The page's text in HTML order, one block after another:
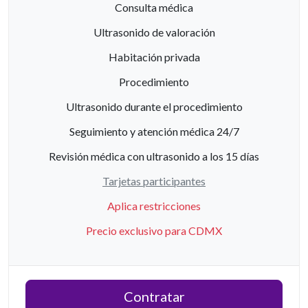
Consulta médica
Ultrasonido de valoración
Habitación privada
Procedimiento
Ultrasonido durante el procedimiento
Seguimiento y atención médica 24/7
Revisión médica con ultrasonido a los 15 días
Tarjetas participantes
Aplica restricciones
Precio exclusivo para CDMX
Contratar